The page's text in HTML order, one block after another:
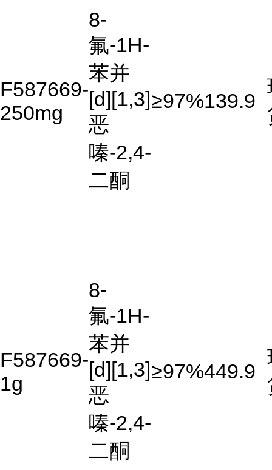
F587669-
250mg
8-
氟-1H-
苯并
[d][1,3]
恶
嗪-2,4-
二酮
≥97%139.9
F587669-
1g
8-
氟-1H-
苯并
[d][1,3]
恶
嗪-2,4-
二酮
≥97%449.9